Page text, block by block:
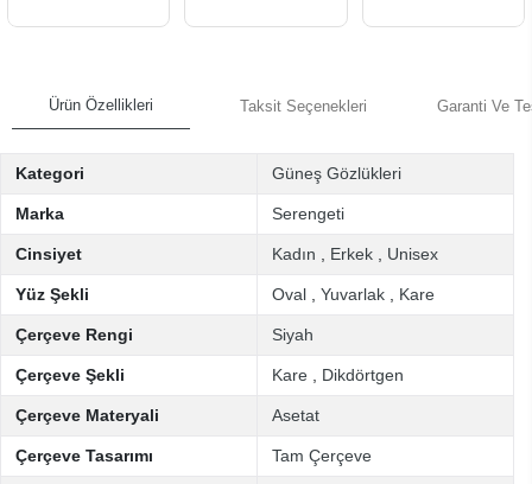
Ürün Özellikleri Taksit Seçenekleri Garanti Ve
Kategori Güneş Gözlükleri
Marka Serengeti
Cinsiyet Kadın Erkek Unisex
Yüz Şekli Oval Yuvarlak Kare
Çerçeve Rengi Siyah
Çerçeve Şekli Kare Dikdörtgen
Çerçeve Materyali Asetat
Çerçeve Tasarımı Tam Çerçeve